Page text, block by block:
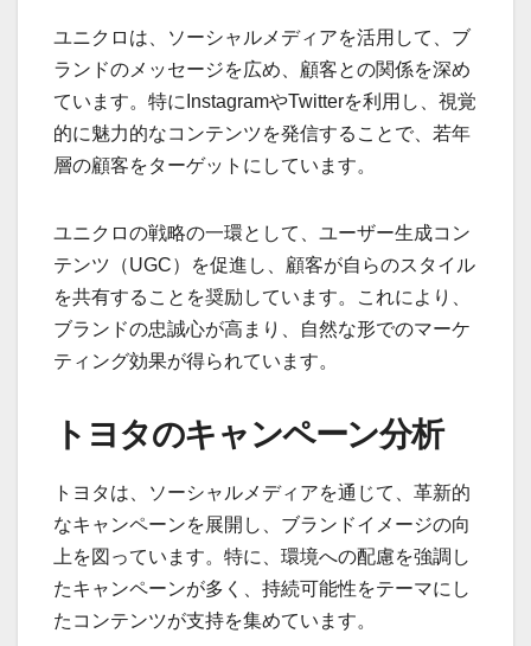
ユニクロは、ソーシャルメディアを活用して、ブ
ランドのメッセージを広め、顧客との関係を深め
ています。特にInstagramやTwitterを利用し、視覚
的に魅力的なコンテンツを発信することで、若年
層の顧客をターゲットにしています。
ユニクロの戦略の一環として、ユーザー生成コン
テンツ（UGC）を促進し、顧客が自らのスタイル
を共有することを奨励しています。これにより、
ブランドの忠誠心が高まり、自然な形でのマーケ
ティング効果が得られています。
トヨタのキャンペーン分析
トヨタは、ソーシャルメディアを通じて、革新的
なキャンペーンを展開し、ブランドイメージの向
上を図っています。特に、環境への配慮を強調し
たキャンペーンが多く、持続可能性をテーマにし
たコンテンツが支持を集めています。